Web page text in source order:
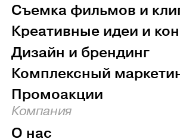
Съемка фильмов и
Креативные идеи и
Дизайн и брендинг
Комплексный
Промоакции
Компания
О нас